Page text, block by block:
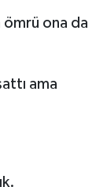
ömrü ona da
ama